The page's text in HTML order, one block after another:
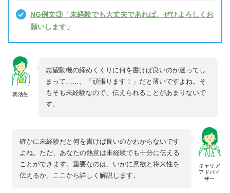
NG例文③「未経験でも大丈夫であれば、ぜひよろしくお
願いします」
就活生
志望動機の締めくくりに何を書けば良いのか迷ってし
まって……。「頑張ります！」だと薄いですよね。そ
もそも未経験なので、伝えられることがあまりないで
す。
キャリア
アドバイ
ザー
確かに未経験だと何を書けば良いのかわからないです
よね。ただ、あなたの熱意は未経験でも十分に伝える
ことができます。重要なのは、いかに意欲と将来性を
伝えるか。ここから詳しく解説します。